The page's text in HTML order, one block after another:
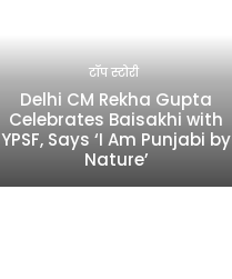
टॉप स्टोरी
Delhi CM Rekha Gupta
Celebrates Baisakhi with
YPSF, Says ‘I Am Punjabi by
Nature’